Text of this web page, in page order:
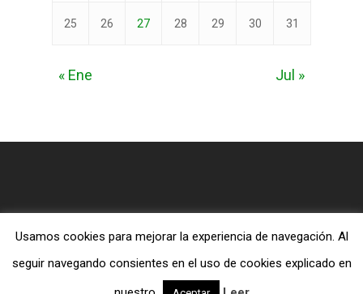
25 26 27 28 29 30 31
« Ene Jul »
facebook
RSS
Usamos cookies para mejorar la experiencia de navegación. Al
seguir navegando consientes en el uso de cookies explicado en